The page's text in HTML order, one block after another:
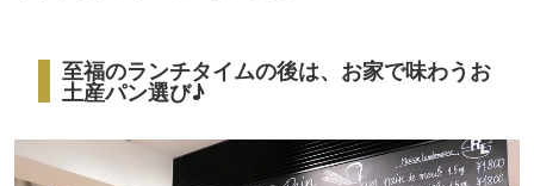
至福のランチタイムの後は、お家で味わうお
土産パン選び♪